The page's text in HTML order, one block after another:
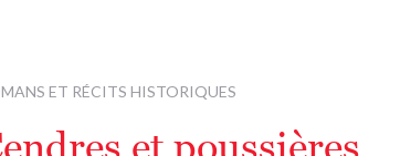
ET RÉCITS HISTORIQUES
et poussières